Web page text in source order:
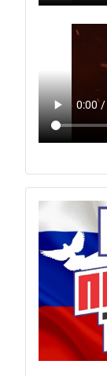
Previous